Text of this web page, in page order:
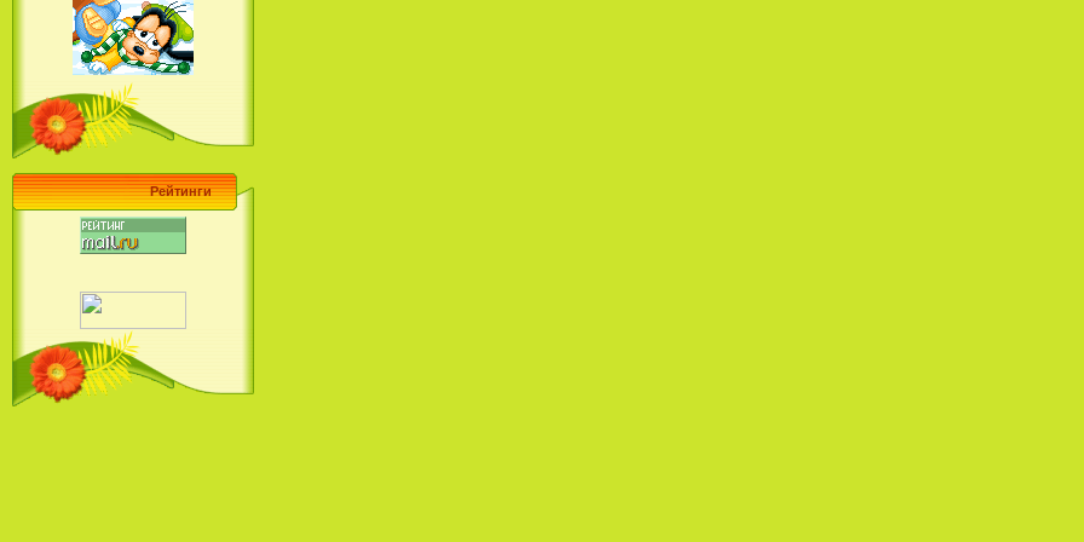
Наша Маша и Волшебный
Орех (2009)
Барби поет! Коллекция песен
кинопринцесс / Barbie Sings! The
Princess Movie Song Collection (2004)
Рио - Саундтрек / Rio - Soundtrack
Рейтинги